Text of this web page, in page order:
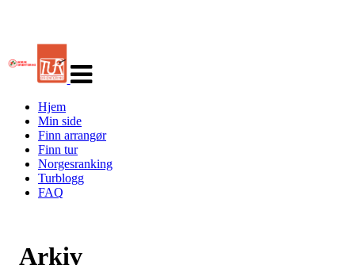
navigasjon
Hjem
Min side
Finn arrangør
Finn tur
Norgesranking
Turblogg
FAQ
Arkiv